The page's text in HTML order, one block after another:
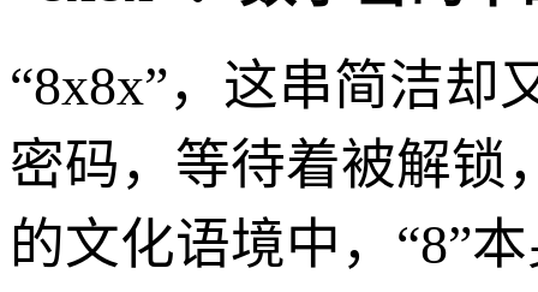
“8x8x”，这串简洁却
密码，等待着被解锁
的文化语境中，“8”